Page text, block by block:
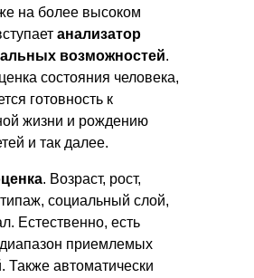
на более высоком
анализатор
возможностей.
состояния человека,
готовность к
жизни и рождению
и так далее.
. Возраст, рост,
социальный слой,
Естественно, есть
диапазон приемлемых
Также автоматически